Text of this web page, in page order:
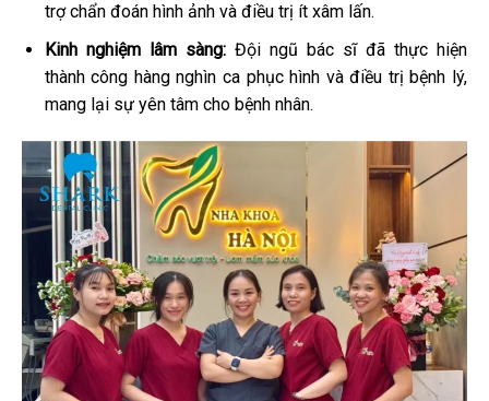
trợ chẩn đoán hình ảnh và điều trị ít xâm lấn.
Kinh nghiệm lâm sàng:Đội ngũ bác sĩ đã thực hiện
thành công hàng nghìn ca phục hình và điều trị bệnh lý,
mang lại sự yên tâm cho bệnh nhân.